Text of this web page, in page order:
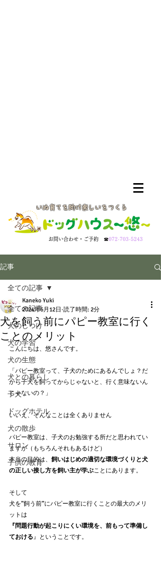
いぬ育てを助け楽しいをつくる
​お問い合わせ・ご予約 ☎072-703-5243
記事
全ての記事
犬のしつけ
犬の学習
犬の生態
犬との暮らし
子犬
ドッグホテル
犬の散歩
サロン
子供の教育
全ての記事
犬を飼う前にパピー教室に行く
ことのメリット
Kaneko Yuki
2024年6月12日 読了時間: 2分
こんにちは、悠さんです。
「パピー教室って、子犬のためにあるんでしょ？だ
から子犬を飼ってからじゃないと、行く意味ないん
じゃないの？」
いいえ、そんなことは全くありません
パピー教室は、子犬のお勉強する所だと思われてい
ますが（もちろんそれもあるけど）
本当の目的は、 飼いはじめの適切な環境づくりと犬
の正しい接し方を飼い主が学ぶことにあります。
そして
犬を”飼う前”にパピー教室に行くことの最大のメリ
ットは
『問題行動が起こりにくい環境を、前もって準備し
ておける』ということです。